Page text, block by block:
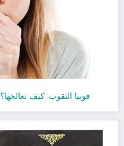
فوبيا الثقوب: كيف تعالجها؟